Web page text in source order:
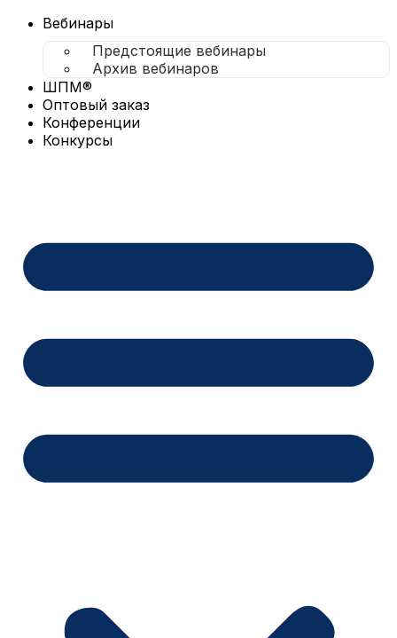
Вебинары
Предстоящие вебинары
Архив вебинаров
ШПМ®
Оптовый заказ
Конференции
Конкурсы